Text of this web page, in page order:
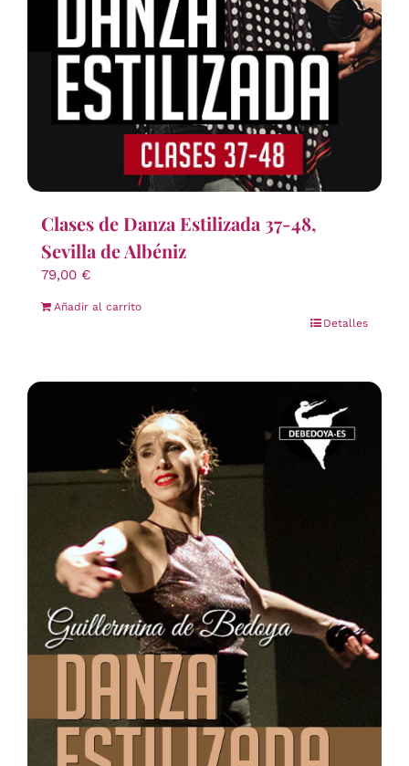
Clases de Danza Estilizada 37-48,
Sevilla de Albéniz
79,00 €
Añadir al carrito
Detalles